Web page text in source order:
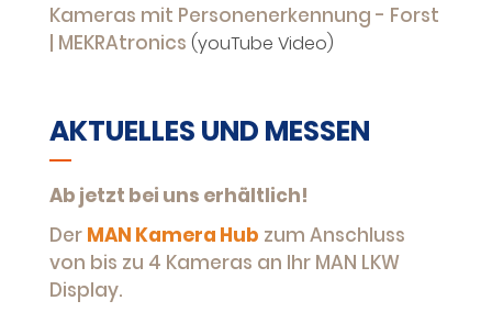
Kameras mit Personenerkennung - Forst
| MEKRAtronics (youTube Video)
AKTUELLES UND MESSEN
Ab jetzt bei uns erhältlich!
Der MAN Kamera Hub zum Anschluss
von bis zu 4 Kameras an Ihr MAN LKW
Display.